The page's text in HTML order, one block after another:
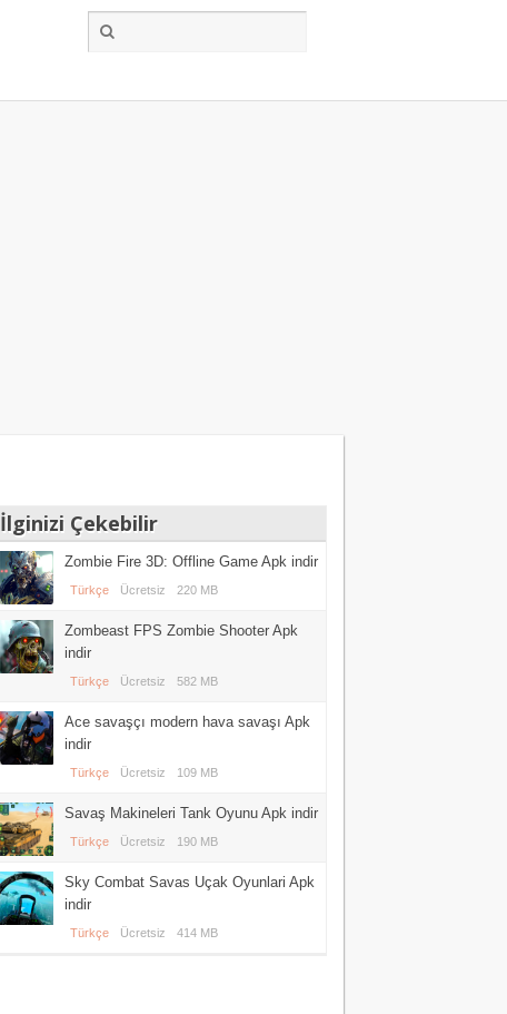
İlginizi Çekebilir
Zombie Fire 3D: Offline Game Apk indir
Türkçe Ücretsiz 220 MB
Zombeast FPS Zombie Shooter Apk
indir
Türkçe Ücretsiz 582 MB
Ace savaşçı modern hava savaşı Apk
indir
Türkçe Ücretsiz 109 MB
Savaş Makineleri Tank Oyunu Apk indir
Türkçe Ücretsiz 190 MB
Sky Combat Savas Uçak Oyunlari Apk
indir
Türkçe Ücretsiz 414 MB